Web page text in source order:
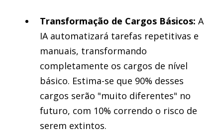
Transformação de Cargos Básicos: A
IA automatizará tarefas repetitivas e
manuais, transformando
completamente os cargos de nível
básico. Estima-se que 90% desses
cargos serão "muito diferentes" no
futuro, com 10% correndo o risco de
serem extintos.